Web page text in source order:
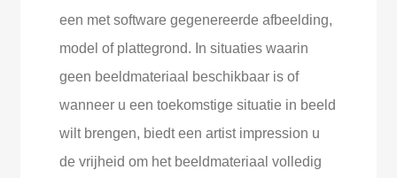
een met software gegenereerde afbeelding,
model of plattegrond. In situaties waarin
geen beeldmateriaal beschikbaar is of
wanneer u een toekomstige situatie in beeld
wilt brengen, biedt een artist impression u
de vrijheid om het beeldmateriaal volledig